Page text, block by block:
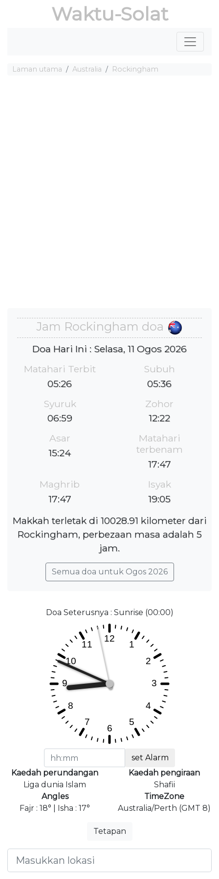
Waktu-Solat
Laman utama Australia Rockingham
Jam Rockingham doa
Doa Hari Ini : Selasa, 11 Ogos 2026
Matahari Terbit
05:26
Subuh
05:36
Syuruk
06:59
Zohor
12:22
Asar
15:24
Matahari
terbenam
17:47
Maghrib
17:47
Isyak
19:05
Makkah terletak di 10028.91 kilometer dari
Rockingham, perbezaan masa adalah 5
jam.
Semua doa untuk Ogos 2026
Doa Seterusnya : Sunrise (00:00)
set Alarm
Kaedah perundangan
Liga dunia Islam
Kaedah pengiraan
Shafii
Angles
Fajr : 18° | Isha : 17°
TimeZone
Australia/Perth (GMT 8)
Tetapan